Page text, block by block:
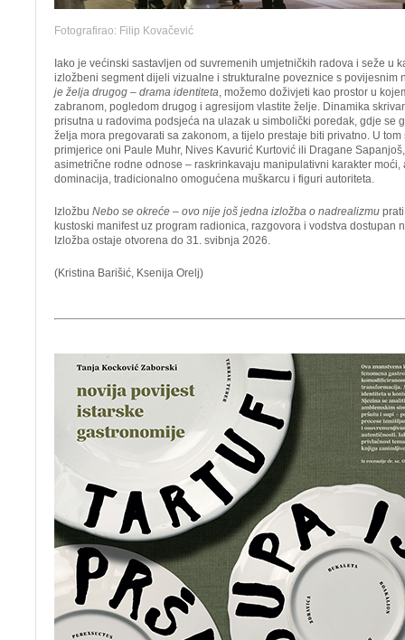
Fotografirao: Filip Kovačević
Iako je većinski sastavljen od suvremenih umjetničkih radova i seže u
izložbeni segment dijeli vizualne i strukturalne poveznice s povijesnim
je želja drugog – drama identiteta, možemo doživjeti kao prostor u
zabranom, pogledom drugog i agresijom vlastite želje. Dinamika
prisutna u radovima podsjeća na ulazak u simbolički poredak, gdje se
želja mora pregovarati sa zakonom, a tijelo prestaje biti privatno. U
primjerice oni Paule Muhr, Nives Kavurić Kurtović ili Dragane
asimetrične rodne odnose – raskrinkavaju manipulativni karakter
dominacija, tradicionalno omogućena muškarcu i figuri autoriteta.
Izložbu Nebo se okreće – ovo nije još jedna izložba o nadrealizmu
kustoski manifest uz program radionica, razgovora i vodstva dostupan
Izložba ostaje otvorena do 31. svibnja 2026.
(Kristina Barišić, Ksenija Orelj)